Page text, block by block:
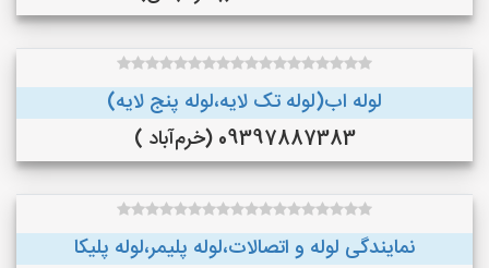
لوله اب(لوله تک لایه،لوله پنج لایه)
09397887383 (خرم‌آباد )
نمایندگی لوله و اتصالات،لوله پلیمر،لوله پلیکا